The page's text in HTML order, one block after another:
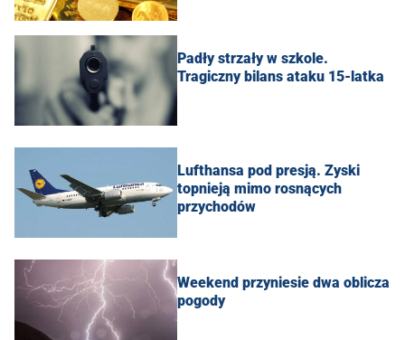
Padły strzały w szkole.
Tragiczny bilans ataku 15-latka
Lufthansa pod presją. Zyski
topnieją mimo rosnących
przychodów
Weekend przyniesie dwa oblicza
pogody